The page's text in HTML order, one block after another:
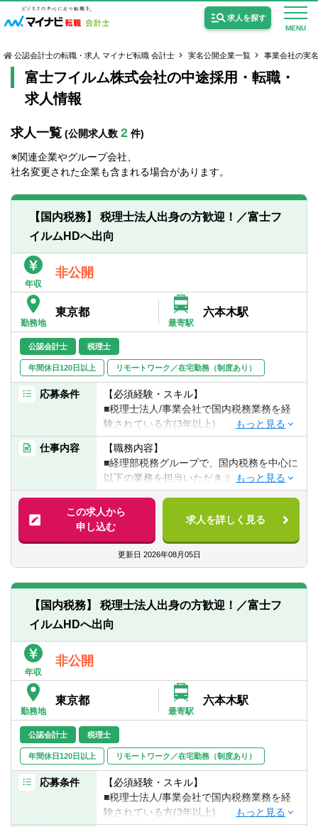
MENU
求人を探す
USCPA（米国公認会計士）の求人
個別転職相談会・セミナー
転職お役立ち情報
非公開求人とは？
サービス紹介
業界情報
求人情報
公認会計士の転職・求人 マイナビ転職 会計士 実名公開企業一覧 事業会社の実
富士フイルム株式会社の中途採用・転職・
求人情報
求人一覧 (公開求人数 2 件)
※関連企業やグループ会社、
社名変更された企業も含まれる場合があります。
【国内税務】 税理士法人出身の方歓迎！／富士フ
イルムHDへ出向
年収
非公開
勤務地
東京都
最寄駅
六本木駅
公認会計士 税理士
年間休日120日以上 リモートワーク／在宅勤務（制度あり）
応募条件
【必須経験・スキル】
■税理士法人/事業会社で国内税務業務を経
験されている方(3年以上)
【歓迎経験・スキル】
■税務関連の資格(税理士/公認会計士)
【求める人物像】
■税務の専門性をベースに、事業視点を持っ
て課題解決に取り組める方
■関係部門や外部アドバイザーを巻き込み、
主体的にプロジェクトを推進できる方
な議論をリードできる方
■既存の枠にとらわれず、新たな領域にも積
極的にチャレンジできる方
仕事内容
【職務内容】
■経理部税務グループで、国内税務を中心に
以下の業務を担当いただきます。
※入社後、富士フイルムホールディングスへ
出向となります。
【具体的には】
■国内取引に係る税務論点の検討および対応
方針の立案
■業務の効率化および税務ガバナンス強化の
推進
■税務調査対応（当局対応および社内調整の
リード）
■グループ会社の税務課題に対する支援・ア
■組織再編・M&Aにおける税務論点整理、ス
トラクチャー検討、PMI支援
※特にM&A・事業再編など、経営戦略に直
結するプロジェクトへの関与機会が豊富で
す
【仕事の魅力】
■富士フイルムグループの成長戦略（グロー
バル投資・事業再編・M&A）を税務の側面
から支えるポジションです。国内税務の専
この求人から
申し込む
求人を詳しく見る
更新日 2026年08月05日
【国内税務】 税理士法人出身の方歓迎！／富士フ
イルムHDへ出向
年収
非公開
勤務地
東京都
最寄駅
六本木駅
公認会計士 税理士
年間休日120日以上 リモートワーク／在宅勤務（制度あり）
応募条件
【必須経験・スキル】
■税理士法人/事業会社で国内税務業務を経
験されている方(3年以上)